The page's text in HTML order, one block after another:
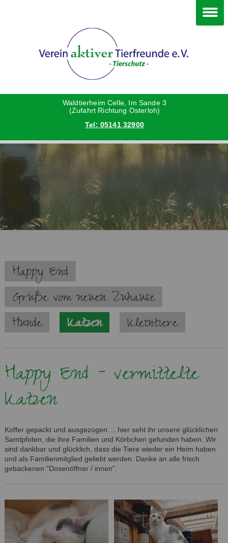
Waldtierheim Celle, Im Sande 3
(Zufahrt Richtung Osterloh)
Tel: 05141 32900
Navigation
überspringen
Happy End
Grüße vom neuen Zuhause
Hunde
Katzen Kleintiere
Happy End - vermittelte
Katzen
Koffer gepackt und ausgezogen ... hier seht ihr unsere glücklichen
Samtpfoten, die ihre Familien und Körbchen gefunden haben. Wir
sind dankbar und glücklich, dass die Tiere wieder ein Heim haben
und als Familienmitglied geliebt werden. Danke an alle frisch
gebackenen "Dosenöffner / innen".
Katzen
Vermittlungshilfe privat
Danke an die Helfer
Vorstand
Satzung